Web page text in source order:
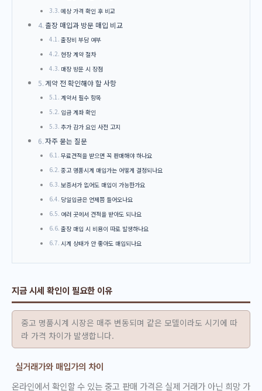
예상 가격 확인 후 비교
출장 매입과 방문 매입 비교
출장비 부담 여부
현장 계약 절차
매장 방문 시 장점
계약 전 확인해야 할 사항
계약서 필수 항목
입금 계좌 확인
추가 감가 요인 사전 고지
자주 묻는 질문
무료견적을 받으면 꼭 판매해야 하나요
중고 명품시계 매입가는 어떻게 결정되나요
보증서가 없어도 매입이 가능한가요
당일입금은 언제쯤 들어오나요
여러 곳에서 견적을 받아도 되나요
출장 매입 시 비용이 따로 발생하나요
시계 상태가 안 좋아도 매입되나요
지금 시세 확인이 필요한 이유
중고 명품시계 시장은 매주 변동되며 같은 모델이라도 시기에 따
라 가격 차이가 발생합니다.
실거래가와 매입가의 차이
온라인에서 확인할 수 있는 중고 판매 가격은 실제 거래가 아닌 희망 가